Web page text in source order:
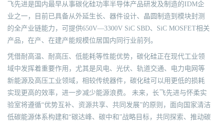
飞先进是国内最早从事碳化硅功率半导体产品研发及制造的IDM企
业之一，目前已具备从外延生长、器件设计、晶圆制造到模块封测
的全产业链能力，可提供650V—3300V SiC SBD、SiC MOSFET相关
产品，在产、在建产能规模位居国内同行业前列。
凭借耐高温、耐高压、低能耗等性能优势，碳化硅正在现代工业领
域中发挥着重要作用，尤其是风电、光伏、轨道交通、电力电网等
新能源及高压工业领域，相较传统器件，碳化硅可以用更低的损耗
实现更高的效率，进一步减少能源浪费。 未来，长飞先进与怀柔实
验室将遵循“优势互补、资源共享、共同发展”的原则，面向国家清洁
低碳能源体系构建和“碳达峰、碳中和”战略目标，共同探索、推动碳